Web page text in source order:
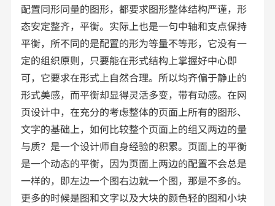
配置同形同量的图形，都要求图形整体结构严谨，形
态安定整齐，平衡。实际上也是一句中轴和支点保持
平衡，所不同的是配置的形为等量不等形，它没有一
定的组织原则，只要能在形式结构上掌握好中心即
可，它要求在形式上自然合理。所以均齐偏于静止的
形式美感，而平衡却显得灵活多变，带有动感。在网
页设计中，在充分的考虑整体的页面上所有的图形、
文字的基础上，如何比较整个页面上的组又两边的量
与质？是一个设计师自身经验的积累。页面上的平衡
是一个动态的平衡，因为页面上两边的配置不会总是
一样的，即左边一个图右边就一个图，那是不多的。
更多的时候是图和文字以及大块的颜色轻的图和小块